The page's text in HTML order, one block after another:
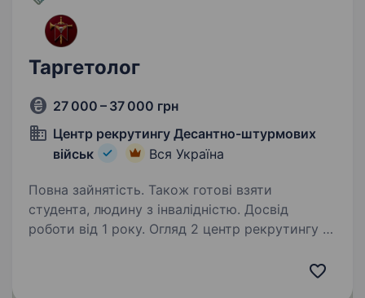
Таргетолог
27 000 – 37 000 грн
Центр рекрутингу Десантно-штурмових
військ
Вся Україна
Повна зайнятість. Також готові взяти
студента, людину з інвалідністю. Досвід
роботи від 1 року. Огляд 2 центр рекрутингу —